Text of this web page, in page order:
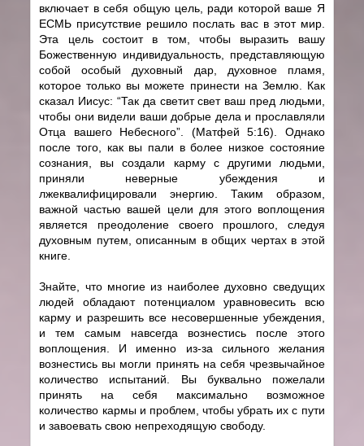
включает в себя общую цель, ради которой ваше Я
ЕСМЬ присутствие решило послать вас в этот мир.
Эта цель состоит в том, чтобы выразить вашу
Божественную индивидуальность, представляющую
собой особый духовный дар, духовное пламя,
которое только вы можете принести на Землю. Как
сказал Иисус: “Так да светит свет ваш пред людьми,
чтобы они видели ваши добрые дела и прославляли
Отца вашего Небесного”. (Матфей 5:16). Однако
после того, как вы пали в более низкое состояние
сознания, вы создали карму с другими людьми,
приняли неверные убеждения и
лжеквалифицировали энергию. Таким образом,
важной частью вашей цели для этого воплощения
является преодоление своего прошлого, следуя
духовным путем, описанным в общих чертах в этой
книге.
Знайте, что многие из наиболее духовно сведущих
людей обладают потенциалом уравновесить всю
карму и разрешить все несовершенные убеждения,
и тем самым навсегда вознестись после этого
воплощения. И именно из-за сильного желания
вознестись вы могли принять на себя чрезвычайное
количество испытаний. Вы буквально пожелали
принять на себя максимально возможное
количество кармы и проблем, чтобы убрать их с пути
и завоевать свою непреходящую свободу.